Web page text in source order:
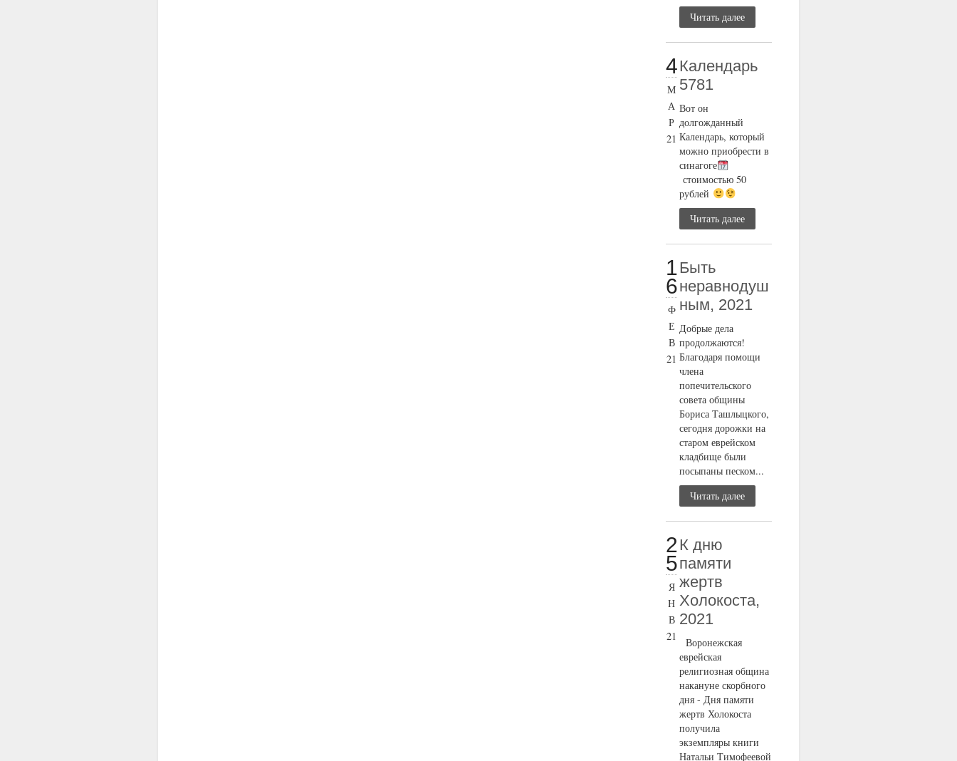
Читать далее
4
М
А
Р
21
Календарь
5781
Вот он
долгожданный
Календарь, который
можно приобрести в
синагоге
стоимостью 50
рублей
Читать далее
1
6
Ф
Е
В
21
Быть
неравнодуш
ным, 2021
Добрые дела
продолжаются!
Благодаря помощи
члена
попечительского
совета общины
Бориса Ташлыцкого,
сегодня дорожки на
старом еврейском
кладбище были
посыпаны песком...
Читать далее
2
5
Я
Н
В
21
К дню
памяти
жертв
Холокоста,
2021
Воронежская
еврейская
религиозная община
накануне скорбного
дня - Дня памяти
жертв Холокоста
получила
экземпляры книги
Натальи Тимофеевой